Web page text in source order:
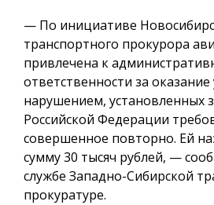
— По инициативе
транспортного прокурора
привлечена к
ответственности за оказание
нарушением, установленных
Российской Федерации
совершенное повторно. Ей
сумму 30 тысяч рублей, —
службе Западно-Сибирской
прокуратуре.